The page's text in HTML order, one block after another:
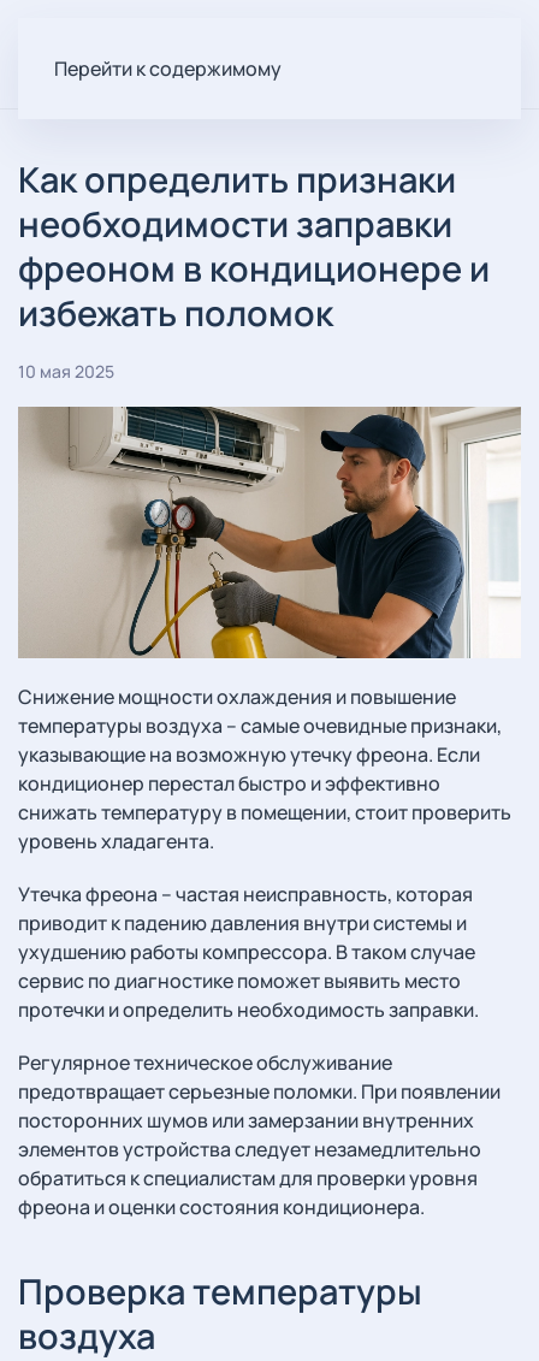
Перейти к содержимому
Как определить признаки
необходимости заправки
фреоном в кондиционере и
избежать поломок
10 мая 2025
Снижение мощности охлаждения и повышение
температуры воздуха – самые очевидные признаки,
указывающие на возможную утечку фреона. Если
кондиционер перестал быстро и эффективно
снижать температуру в помещении, стоит проверить
уровень хладагента.
Утечка фреона – частая неисправность, которая
приводит к падению давления внутри системы и
ухудшению работы компрессора. В таком случае
сервис по диагностике поможет выявить место
протечки и определить необходимость заправки.
Регулярное техническое обслуживание
предотвращает серьезные поломки. При появлении
посторонних шумов или замерзании внутренних
элементов устройства следует незамедлительно
обратиться к специалистам для проверки уровня
фреона и оценки состояния кондиционера.
Проверка температуры
воздуха